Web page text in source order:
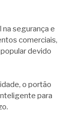
segurança e
comerciais,
devido
o portão
para